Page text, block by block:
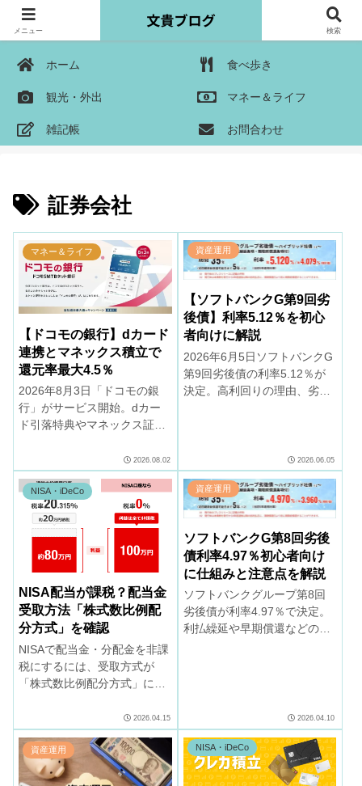
ホーム 食べ歩き
観光・外出 マネー＆ライフ
雑記帳 お問合わせ
証券会社
マネー＆ライフ
【ドコモの銀行】dカード
連携とマネックス積立で
還元率最大4.5％
2026年8月3日「ドコモの銀
行」がサービス開始。dカー
ド引落特典やマネックス証券
のdポイント還元。ｄカード
ユーザーは、ぜひご活用くだ
さい。
2026.08.02
資産運用
【ソフトバンクG第9回劣
後債】利率5.12％を初心
者向けに解説
2026年6月5日ソフトバンクG
第9回劣後債の利率5.12％が
決定。高利回りの理由、劣後
2026.06.05
NISA・iDeCo
NISA配当が課税？配当金
受取方法「株式数比例配
分方式」を確認
NISAで配当金・分配金を非課
税にするには、受取方式が
「株式数比例配分方式」にな
証券口座があっても、1社で
確認すればOK。設定が異なる
と課税されるため注意しまし
ょう。
2026.04.15
資産運用
ソフトバンクG第8回劣後
債利率4.97％初心者向け
に仕組みと注意点を解説
ソフトバンクグループ第8回
劣後債が利率4.97％で決定。
利払繰延や早期償還などの特
2026.04.10
資産運用 NISA・iDeCo
メニュー 検索